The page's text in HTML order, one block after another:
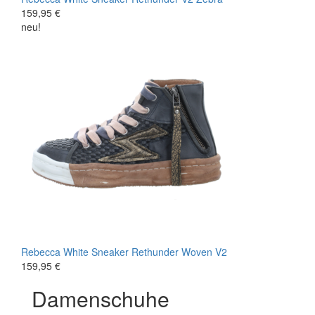
159,95 €
neu!
Rebecca White Sneaker Rethunder Woven V2
159,95 €
Damenschuhe